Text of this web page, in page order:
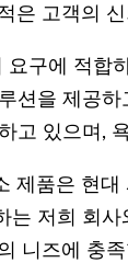
은 고객의
요구에 적합
션을 제공
고 있으며,
제품은 현
는 저희 회
니즈에 충